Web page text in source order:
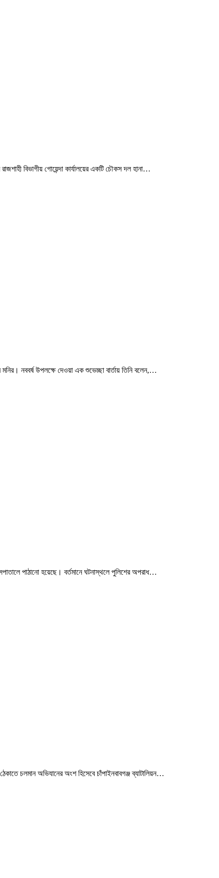
বিভাগীয় গোয়েন্দা কার্যালয়ের একটি চৌকস দল হানা…
নববর্ষ উপলক্ষে দেওয়া এক শুভেচ্ছা বার্তায় তিনি বলেন,…
পাঠানো হয়েছে। বর্তমানে ঘটনাস্থলে পুলিশের অপরাধ…
চলমান অভিযানের অংশ হিসেবে চাঁপাইনবাবগঞ্জ ব্যাটালিয়ন…